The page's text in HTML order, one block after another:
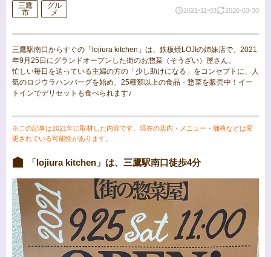
三鷹
市
グル
メ
2021-11-03 2026-03-30
三鷹駅南口からすぐの「lojiura kitchen」は、鉄板焼LOJIの姉妹店で、2021
年9月25日にグランドオープンした街のお惣菜（そうざい）屋さん。
忙しい毎日を送っている主婦の方の「少し助けになる」をコンセプトに、人
気のロジウラハンバーグを始め、25種類以上の食品・惣菜を販売中！イー
トインでデリセットも食べられます♪
※この記事は2021年に取材した内容です。現在の店内・メニュー・価格などは変
更されている可能性があります。
「lojiura kitchen」は、三鷹駅南口徒歩4分